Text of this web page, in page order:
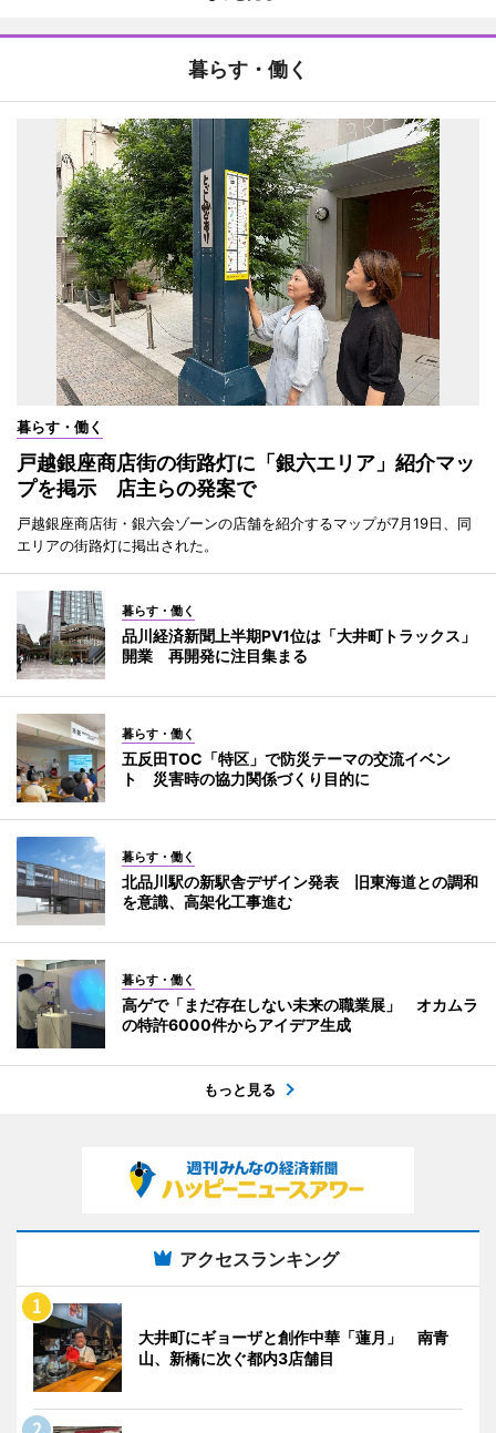
暮らす・働く
暮らす・働く
戸越銀座商店街の街路灯に「銀六エリア」紹介マッ
プを掲示 店主らの発案で
戸越銀座商店街・銀六会ゾーンの店舗を紹介するマップが7月19日、同
エリアの街路灯に掲出された。
暮らす・働く
品川経済新聞上半期PV1位は「大井町トラックス」
開業 再開発に注目集まる
暮らす・働く
五反田TOC「特区」で防災テーマの交流イベン
ト 災害時の協力関係づくり目的に
暮らす・働く
北品川駅の新駅舎デザイン発表 旧東海道との調和
を意識、高架化工事進む
暮らす・働く
高ゲで「まだ存在しない未来の職業展」 オカムラ
の特許6000件からアイデア生成
もっと見る
アクセスランキング
大井町にギョーザと創作中華「蓮月」 南青
山、新橋に次ぐ都内3店舗目